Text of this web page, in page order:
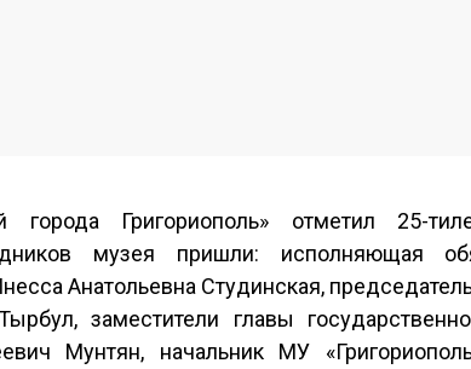
города Григориополь» отметил 25-
музея пришли: исполняющая
Анатольевна Студинская,
заместители главы
Мунтян, начальник МУ